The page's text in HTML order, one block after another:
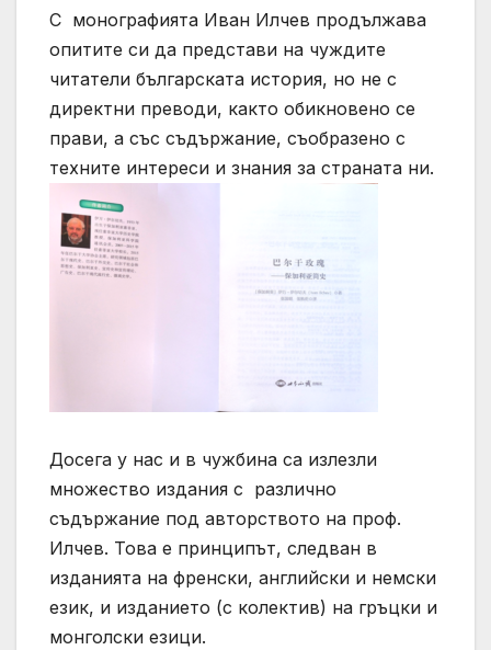
С монографията Иван Илчев продължава
опитите си да представи на чуждите
читатели българската история, но не с
директни преводи, както обикновено се
прави, а със съдържание, съобразено с
техните интереси и знания за страната ни.
Досега у нас и в чужбина са излезли
множество издания с различно
съдържание под авторството на проф.
Илчев. Това е принципът, следван в
изданията на френски, английски и немски
език, и изданието (с колектив) на гръцки и
монголски езици.